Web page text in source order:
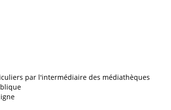
par l'intermédiaire des médiathèques